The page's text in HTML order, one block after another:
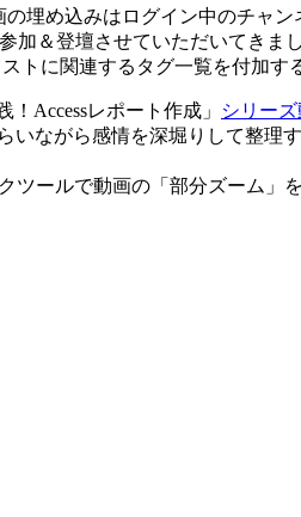
シリー